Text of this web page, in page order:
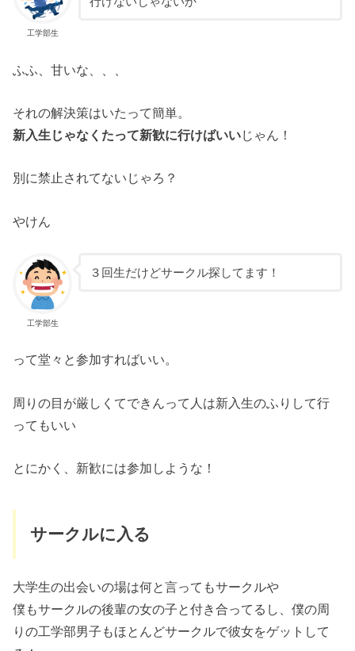
工学部生
ふふ、甘いな、、、
それの解決策はいたって簡単。
新入生じゃなくたって新歓に行けばいいじゃん！
別に禁止されてないじゃろ？
やけん
工学部生
３回生だけどサークル探してます！
って堂々と参加すればいい。
周りの目が厳しくてできんって人は新入生のふりして行
ってもいい
とにかく、新歓には参加しような！
サークルに入る
大学生の出会いの場は何と言ってもサークルや
僕もサークルの後輩の女の子と付き合ってるし、僕の周
りの工学部男子もほとんどサークルで彼女をゲットして